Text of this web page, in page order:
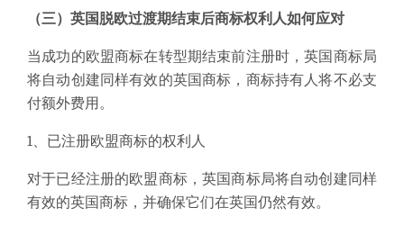
（三） 英国脱欧过渡期结束后商标权利人如何应对
当成功的欧盟商标在转型期结束前注册时，英国商标局
将自动创建同样有效的英国商标，商标持有人将不必支
付额外费用。
1、已注册欧盟商标的权利人
对于已经注册的欧盟商标，英国商标局将自动创建同样
有效的英国商标，并确保它们在英国仍然有效。